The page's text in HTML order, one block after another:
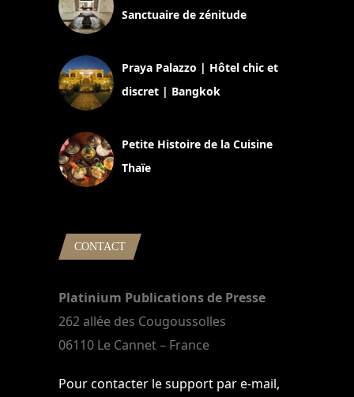
Sanctuaire de zénitude
Praya Palazzo | Hôtel chic et
discret | Bangkok
Petite Histoire de la Cuisine
Thaïe
CONTACT
Platinium Publications de Presse
262 allée des Cougoussolles
06110 Le Cannet – France
Pour contacter le support par e-mail,